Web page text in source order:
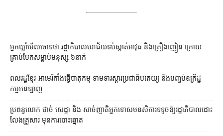
អ្នកឃ្លាំមើលចោទថា រដ្ឋាភិបាលបរាជ័យទប់ស្កាត់អាវុធ និងគ្រឿងញៀន ក្រោយ
គ្រាប់បែកសម្លាប់មនុស្ស ៦នាក់
ពលរដ្ឋខ្មែរ-អាមេរិកាំងធ្វើបាតុកម្ម ទាមទារស្ដារប្រជាធិបតេយ្យ និងបញ្ចប់ឧក្រិដ្ឋ
កម្មអនឡាញ
ប្រពន្ធ​លោក ថាច់ សេដ្ឋា និង សាច់ញាតិ​អ្នកទោស​មនសិការ​ទទូច​ឱ្យ​រដ្ឋាភិបាល​ដោះ
លែង​គ្រួសារ មុន​ការបោះឆ្នោត